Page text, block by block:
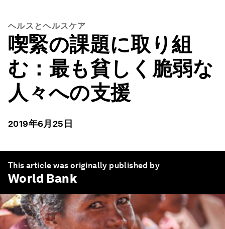
ヘルスとヘルスケア
喫緊の課題に取り組
む：最も貧しく脆弱な
人々への支援
2019年6月25日
This article was originally published by
World Bank